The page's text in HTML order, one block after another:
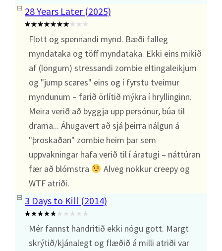
28 Years Later (2025)
Flott og spennandi mynd. Bæði falleg
myndataka og töff myndataka. Ekki eins mikið
af (löngum) stressandi zombie eltingaleikjum
og "jump scares" eins og í fyrstu tveimur
myndunum – farið örlítið mýkra í hryllinginn.
Meira verið að byggja upp persónur, búa til
drama... Áhugavert að sjá þeirra nálgun á
"þroskaðan" zombie heim þar sem
uppvakningar hafa verið til í áratugi – náttúran
fær að blómstra
Alveg nokkur creepy og
WTF atriði.
3 Days to Kill (2014)
Mér fannst handritið ekki nógu gott. Margt
skrýtið/kjánalegt og flæðið á milli atriði var